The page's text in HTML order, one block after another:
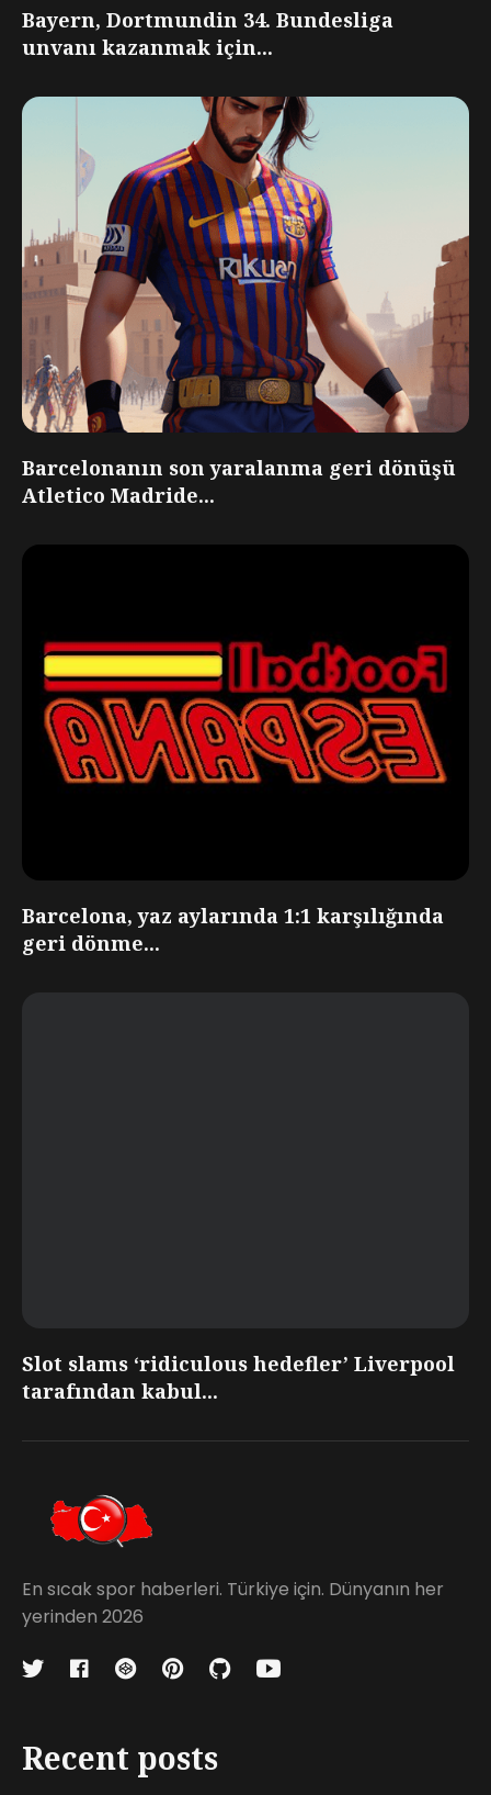
Bayern, Dortmundin 34. Bundesliga
unvanı kazanmak için...
Barcelonanın son yaralanma geri dönüşü
Atletico Madride...
Barcelona, yaz aylarında 1:1 karşılığında
geri dönme...
Slot slams ‘ridiculous hedefler’ Liverpool
tarafından kabul...
En sıcak spor haberleri. Türkiye için. Dünyanın her
yerinden 2026
Recent posts